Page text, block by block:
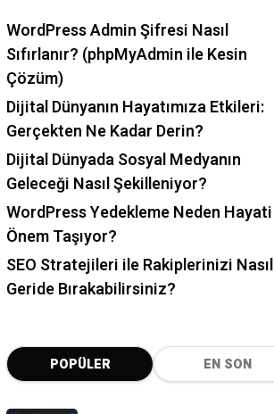
WordPress Admin Şifresi Nasıl
Sıfırlanır? (phpMyAdmin ile Kesin
Çözüm)
Dijital Dünyanın Hayatımıza Etkileri:
Gerçekten Ne Kadar Derin?
Dijital Dünyada Sosyal Medyanın
Geleceği Nasıl Şekilleniyor?
WordPress Yedekleme Neden Hayati
Önem Taşıyor?
SEO Stratejileri ile Rakiplerinizi Nasıl
Geride Bırakabilirsiniz?
POPÜLER EN SON